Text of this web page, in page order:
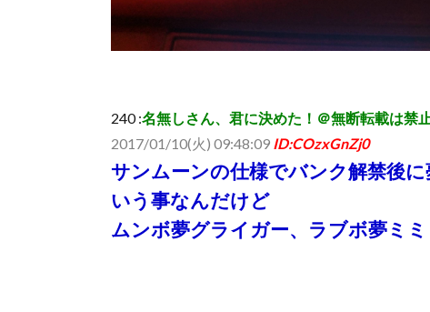
240 :名無しさん、君に決めた！＠無断転載は禁
2017/01/10(火) 09:48:09 ID:COzxGnZj0
サンムーンの仕様でバンク解禁後
いう事なんだけど
ムンボ夢グライガー、ラブボ夢ミ